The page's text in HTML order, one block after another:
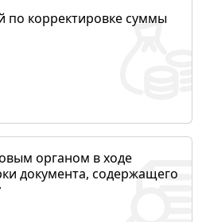
по корректировке суммы
органом в ходе
документа, содержащего